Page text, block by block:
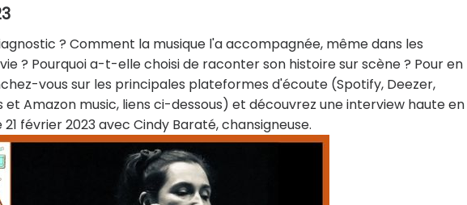
? Comment la musique l'a accompagnée, même dans les
? Pourquoi a-t-elle choisi de raconter son histoire sur scène ? Pour en
vous sur les principales plateformes d'écoute (Spotify, Deezer,
Amazon music, liens ci-dessous) et découvrez une interview haute en
février 2023 avec Cindy Baraté, chansigneuse.